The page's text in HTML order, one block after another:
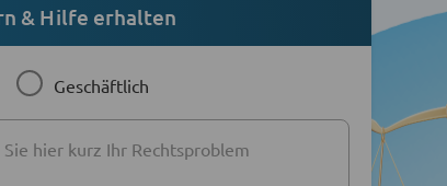
& Hilfe erhalten
Geschäftlich